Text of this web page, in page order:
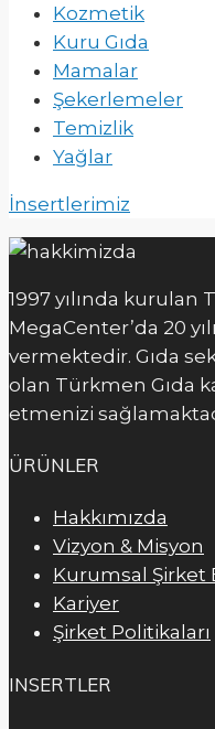
Kozmetik
Kuru Gıda
Mamalar
Şekerlemeler
Temizlik
Yağlar
İnsertlerimiz
1997 yılında kurulan
MegaCenter’da 20
vermektedir. Gıda
olan Türkmen Gıda
etmenizi
ÜRÜNLER
Hakkımızda
Vizyon & Misyon
Kurumsal Şirket
Kariyer
Şirket Politikaları
INSERTLER